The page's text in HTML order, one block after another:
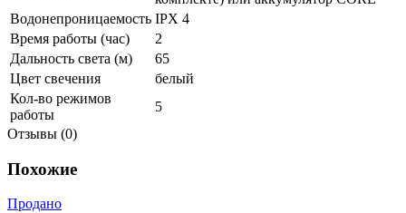
Водонепроницаемость IPX 4
Время работы (час)
2
Дальность света (м)
65
Цвет свечения
белый
Кол-во режимов
работы
5
Отзывы (0)
Похожие
Продано